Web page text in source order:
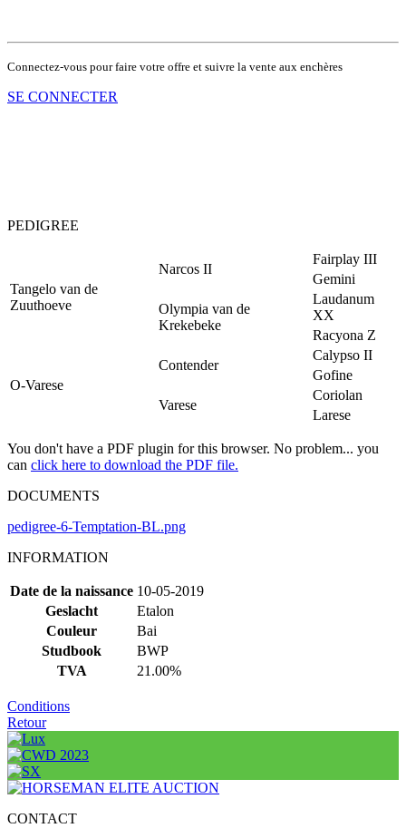
Connectez-vous pour faire votre offre et suivre la vente aux enchères
SE CONNECTER
PEDIGREE
Tangelo van de
Zuuthoeve
Narcos II
Fairplay III
Gemini
Olympia van de
Krekebeke
Laudanum
XX
Racyona Z
O-Varese
Contender
Calypso II
Gofine
Varese
Coriolan
Larese
You don't have a PDF plugin for this browser. No problem... you
can click here to download the PDF file.
DOCUMENTS
pedigree-6-Temptation-BL.png
INFORMATION
Date de la naissance 10-05-2019
Geslacht
Etalon
Couleur
Bai
Studbook
BWP
TVA
21.00%
Conditions
Retour
CONTACT